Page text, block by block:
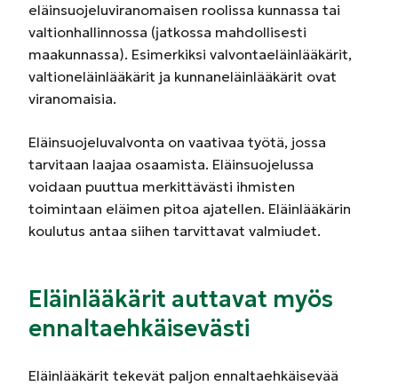
eläinsuojeluviranomaisen roolissa kunnassa tai
valtionhallinnossa (jatkossa mahdollisesti
maakunnassa). Esimerkiksi valvontaeläinlääkärit,
valtioneläinlääkärit ja kunnaneläinlääkärit ovat
viranomaisia.
Eläinsuojeluvalvonta on vaativaa työtä, jossa
tarvitaan laajaa osaamista. Eläinsuojelussa
voidaan puuttua merkittävästi ihmisten
toimintaan eläimen pitoa ajatellen. Eläinlääkärin
koulutus antaa siihen tarvittavat valmiudet.
Eläinlääkärit auttavat myös
ennaltaehkäisevästi
Eläinlääkärit tekevät paljon ennaltaehkäisevää